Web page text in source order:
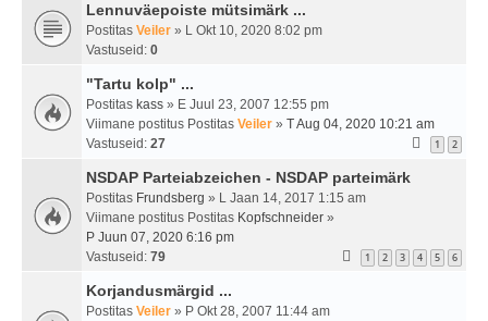
Lennuväepoiste mütsimärk ...
Postitas Veiler » L Okt 10, 2020 8:02 pm
Vastuseid: 0
"Tartu kolp" ...
Postitas kass » E Juul 23, 2007 12:55 pm
Viimane postitus Postitas Veiler » T Aug 04, 2020 10:21 am
Vastuseid: 27 1 2
NSDAP Parteiabzeichen - NSDAP parteimärk
Postitas Frundsberg » L Jaan 14, 2017 1:15 am
Viimane postitus Postitas Kopfschneider »
P Juun 07, 2020 6:16 pm
Vastuseid: 79 1 2 3 4 5 6
Korjandusmärgid ...
Postitas Veiler » P Okt 28, 2007 11:44 am